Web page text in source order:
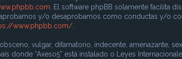
. El software phpBB solamente facilita
y/o desaprobamos como conductas y/o
www.phpbb.com/.
vulgar, difamatorio, indecente, amenazante,
donde “Axeso5” está instalado o Leyes